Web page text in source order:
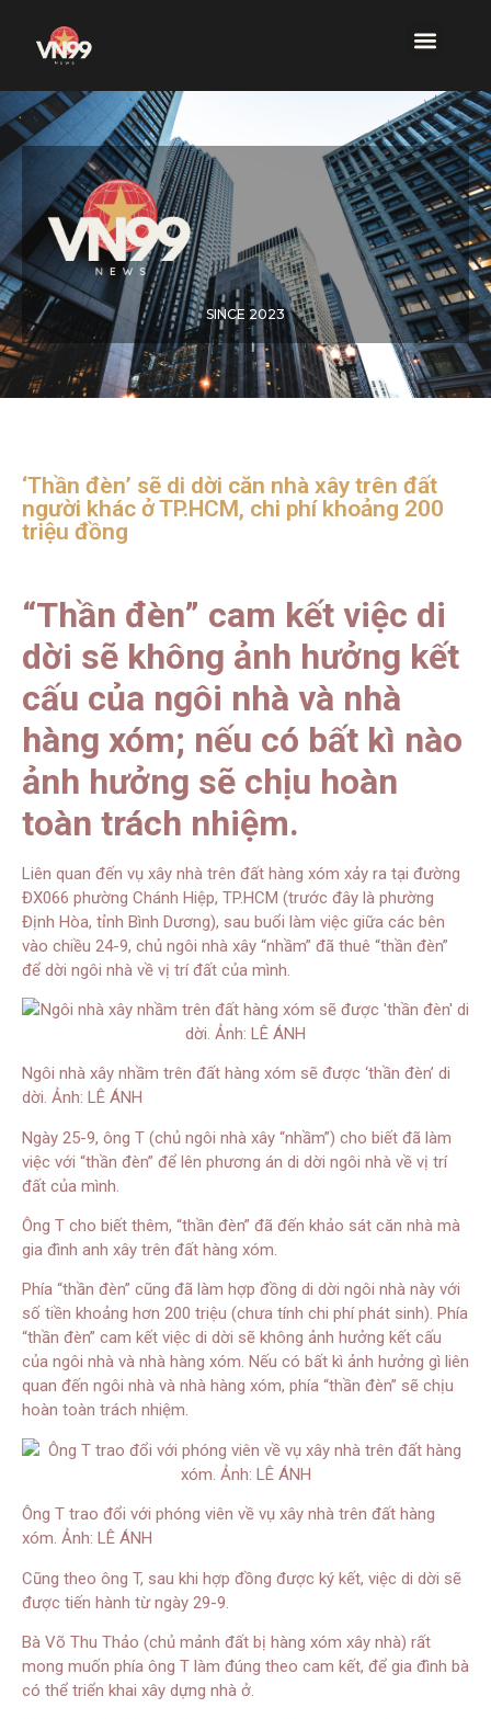
SINCE 2023
‘Thần đèn’ sẽ di dời căn nhà xây trên đất
người khác ở TP.HCM, chi phí khoảng 200
triệu đồng
“Thần đèn” cam kết việc di
dời sẽ không ảnh hưởng kết
cấu của ngôi nhà và nhà
hàng xóm; nếu có bất kì nào
ảnh hưởng sẽ chịu hoàn
toàn trách nhiệm.
Liên quan đến vụ xây nhà trên đất hàng xóm xảy ra tại đường
ĐX066 phường Chánh Hiệp, TP.HCM (trước đây là phường
Định Hòa, tỉnh Bình Dương), sau buổi làm việc giữa các bên
vào chiều 24-9, chủ ngôi nhà xây “nhầm” đã thuê “thần đèn”
để dời ngôi nhà về vị trí đất của mình.
Ngôi nhà xây nhầm trên đất hàng xóm sẽ được ‘thần đèn’ di
dời. Ảnh: LÊ ÁNH
Ngày 25-9, ông T (chủ ngôi nhà xây “nhầm”) cho biết đã làm
việc với “thần đèn” để lên phương án di dời ngôi nhà về vị trí
đất của mình.
Ông T cho biết thêm, “thần đèn” đã đến khảo sát căn nhà mà
gia đình anh xây trên đất hàng xóm.
Phía “thần đèn” cũng đã làm hợp đồng di dời ngôi nhà này với
số tiền khoảng hơn 200 triệu (chưa tính chi phí phát sinh). Phía
“thần đèn” cam kết việc di dời sẽ không ảnh hưởng kết cấu
của ngôi nhà và nhà hàng xóm. Nếu có bất kì ảnh hưởng gì liên
quan đến ngôi nhà và nhà hàng xóm, phía “thần đèn” sẽ chịu
hoàn toàn trách nhiệm.
Ông T trao đổi với phóng viên về vụ xây nhà trên đất hàng
xóm. Ảnh: LÊ ÁNH
Cũng theo ông T, sau khi hợp đồng được ký kết, việc di dời sẽ
được tiến hành từ ngày 29-9.
Bà Võ Thu Thảo (chủ mảnh đất bị hàng xóm xây nhà) rất
mong muốn phía ông T làm đúng theo cam kết, để gia đình bà
có thể triển khai xây dựng nhà ở.